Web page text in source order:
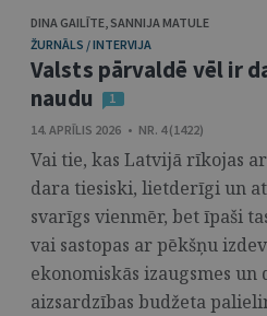
DINA GAILĪTE,SANNIJA MATULE
ŽURNĀLS / INTERVIJA
Valsts pārvaldē vēl ir
naudu
1
14. APRĪLIS 2026 • NR. 4 (1422)
Vai tie, kas Latvijā rīkojas
dara tiesiski, lietderīgi un
svarīgs vienmēr, bet īpaši
vai sastopas ar pēkšņu
ekonomiskās izaugsmes
aizsardzības budžeta